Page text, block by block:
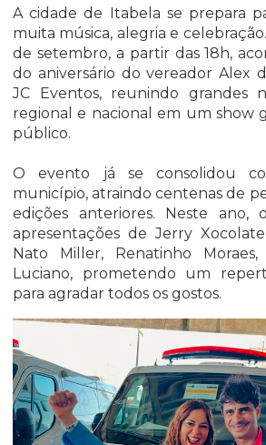
A cidade de Itabela se prepara
muita música, alegria e
de setembro, a partir das 18h,
do aniversário do vereador Alex
JC Eventos, reunindo grandes
regional e nacional em um show
público.
O evento já se consolidou
município, atraindo centenas de
edições anteriores. Neste ano,
apresentações de Jerry
Nato Miller, Renatinho
Luciano, prometendo um
para agradar todos os gostos.